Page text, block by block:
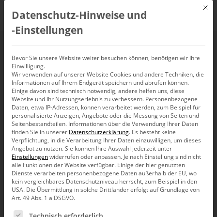
Mit
Datenschutz-Hinweise und
‑Einstellungen
Bevor Sie unsere Website weiter besuchen können, benötigen wir Ihre
Einwilligung.
Wir verwenden auf unserer Website Cookies und andere Techniken, die
Informationen auf Ihrem Endgerät speichern und abrufen können.
Einige davon sind technisch notwendig, andere helfen uns, diese
Website und Ihr Nutzungserlebnis zu verbessern. Personenbezogene
Daten, etwa IP-Adressen, können verarbeitet werden, zum Beispiel für
personalisierte Anzeigen, Angebote oder die Messung von Seiten und
Seitenbestandteilen. Informationen über die Verwendung Ihrer Daten
finden Sie in unserer Datenschutzerklärung. Es besteht keine
Verpflichtung, in die Verarbeitung Ihrer Daten einzuwilligen, um dieses
Angebot zu nutzen.Sie können Ihre Auswahl jederzeit unter
Einstellungenwiderrufen oder anpassen. Je nach Einstellung sind nicht
alle Funktionen der Website verfügbar. Einige der hier genutzten
Dienste verarbeiten personenbezogene Daten außerhalb der EU, wo
kein vergleichbares Datenschutzniveau herrscht, zum Beispiel in den
USA. Die Übermittlung in solche Drittländer erfolgt auf Grundlage von
Art. 49 Abs. 1 a DSGVO.
Es folgt eine Liste der Service-Gruppen, für die eine